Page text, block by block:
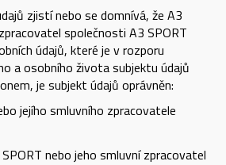
zjistí nebo se domnívá, že A3
společnosti A3 SPORT
údajů, které je v rozporu
a osobního života subjektu údajů
je subjekt údajů oprávněn:
jejího smluvního zpracovatele
nebo jeho smluvní zpracovatel